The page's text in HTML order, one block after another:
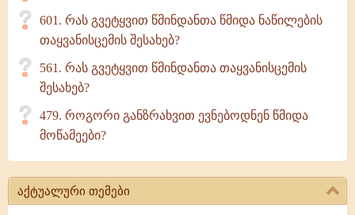
601. რას გვეტყვით წმინდანთა წმიდა ნაწილების
თაყვანისცემის შესახებ?
561. რას გვეტყვით წმინდანთა თაყვანისცემის
შესახებ?
479. როგორი განზრახვით ევნებოდნენ წმიდა
მოწამეები?
აქტუალური თემები